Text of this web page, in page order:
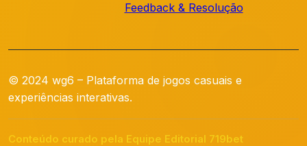
Feedback & Resolução
© 2024 wg6 – Plataforma de jogos casuais e
experiências interativas.
Conteúdo curado pela Equipe Editorial 719bet